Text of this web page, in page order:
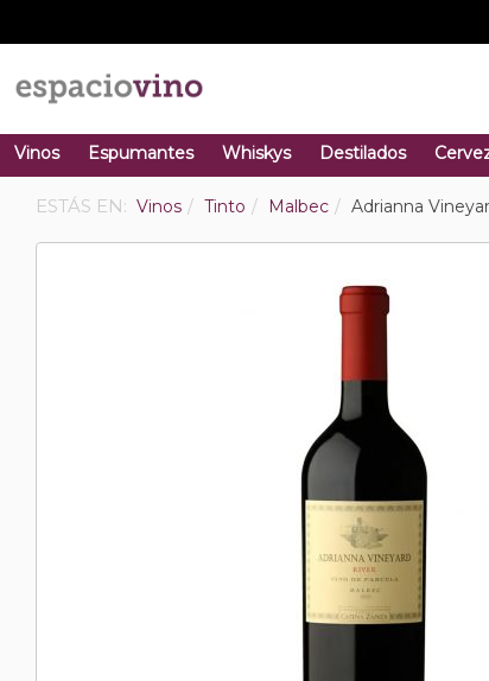
Vinos Espumantes Whiskys Destilados
ESTÁS EN: Vinos Tinto Malbec Adrianna